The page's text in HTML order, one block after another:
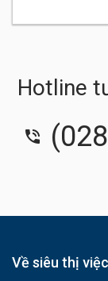
Hotline
Về siêu thị